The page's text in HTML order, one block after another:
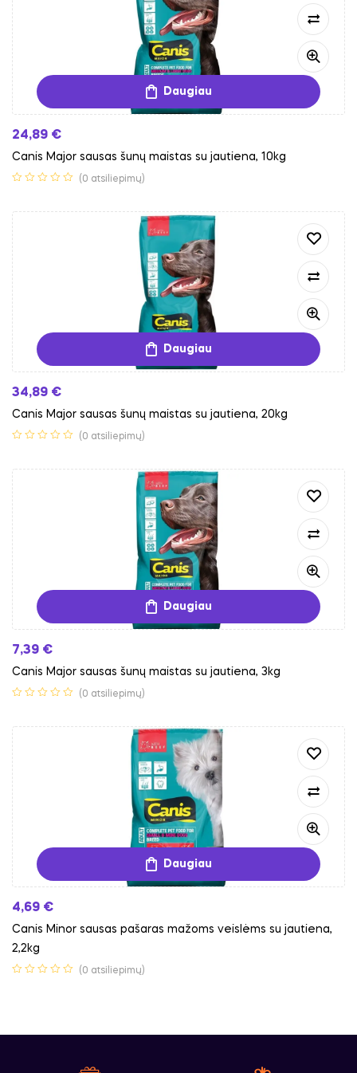
Daugiau
24,89 €
Canis Major sausas šunų maistas su jautiena, 10kg
(0 atsiliepimų)
Daugiau
34,89 €
Canis Major sausas šunų maistas su jautiena, 20kg
(0 atsiliepimų)
Daugiau
7,39 €
Canis Major sausas šunų maistas su jautiena, 3kg
(0 atsiliepimų)
Daugiau
4,69 €
Canis Minor sausas pašaras mažoms veislėms su jautiena,
2,2kg
(0 atsiliepimų)